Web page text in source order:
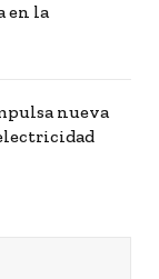
en la
nueva